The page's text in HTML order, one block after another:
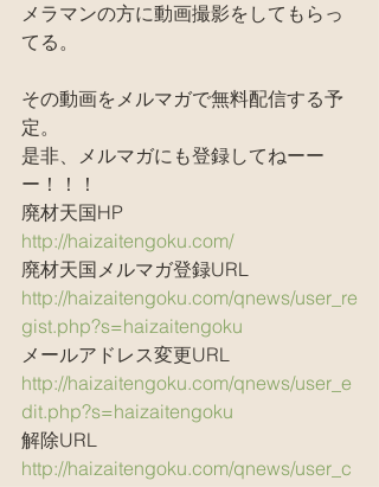
メラマンの方に動画撮影をしてもらっ
てる。
その動画をメルマガで無料配信する予
定。
是非、メルマガにも登録してねーー
ー！！！
廃材天国HP
http://haizaitengoku.com/
廃材天国メルマガ登録URL
http://haizaitengoku.com/qnews/user_re
gist.php?s=haizaitengoku
メールアドレス変更URL
http://haizaitengoku.com/qnews/user_e
dit.php?s=haizaitengoku
解除URL
http://haizaitengoku.com/qnews/user_c